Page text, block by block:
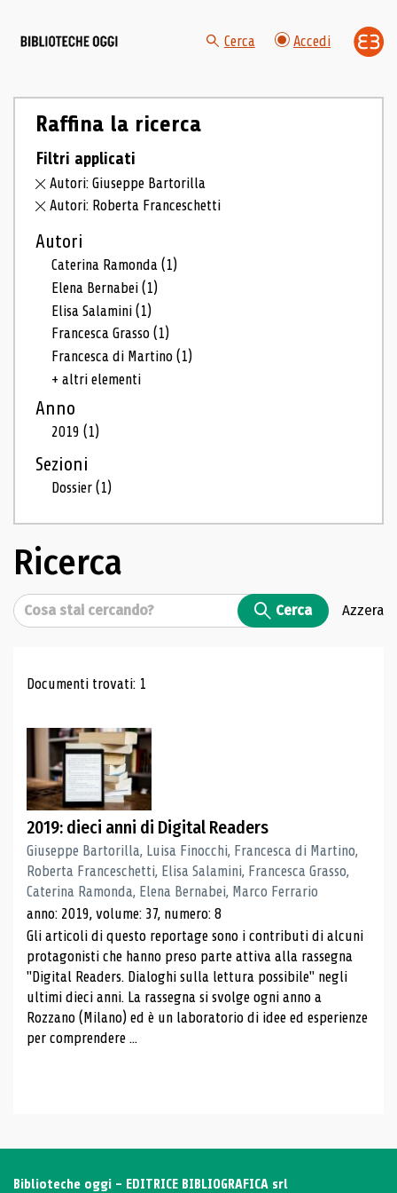
Cerca Accedi
Raffina la ricerca
Filtri applicati
Autori: Giuseppe Bartorilla
Autori: Roberta Franceschetti
Autori
Caterina Ramonda(1)
Elena Bernabei(1)
Elisa Salamini(1)
Francesca Grasso(1)
Francesca di Martino(1)
+ altri elementi
Anno
2019(1)
Sezioni
Dossier(1)
Ricerca
Cerca Cerca Azzera
Risultati di ricerca
Documenti trovati: 1
2019: dieci anni di Digital Readers
Giuseppe Bartorilla, Luisa Finocchi, Francesca di Martino,
Roberta Franceschetti, Elisa Salamini, Francesca Grasso,
Caterina Ramonda, Elena Bernabei, Marco Ferrario
anno: 2019, volume: 37, numero: 8
Gli articoli di questo reportage sono i contributi di alcuni
protagonisti che hanno preso parte attiva alla rassegna
"Digital Readers. Dialoghi sulla lettura possibile" negli
ultimi dieci anni. La rassegna si svolge ogni anno a
Rozzano (Milano) ed è un laboratorio di idee ed esperienze
per comprendere ...
Biblioteche oggi - EDITRICE BIBLIOGRAFICA srl